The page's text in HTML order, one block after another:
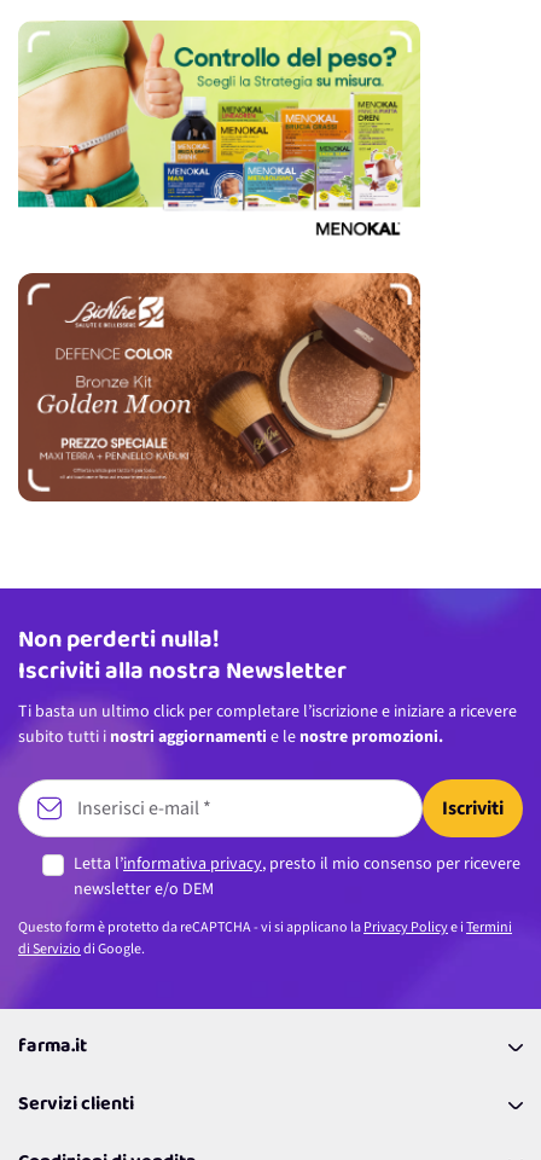
Indirizzo email
Non perderti nulla!
Iscriviti alla nostra Newsletter
Ti basta un ultimo click per completare l’iscrizione e iniziare a ricevere
subito tutti i nostri aggiornamenti e le nostre promozioni.
Iscriviti
Letta l’informativa privacy, presto il mio consenso per ricevere
newsletter e/o DEM
Questo form è protetto da reCAPTCHA - vi si applicano laPrivacy Policye iTermini
di Serviziodi Google.
farma.it
Coupon
Servizi clienti